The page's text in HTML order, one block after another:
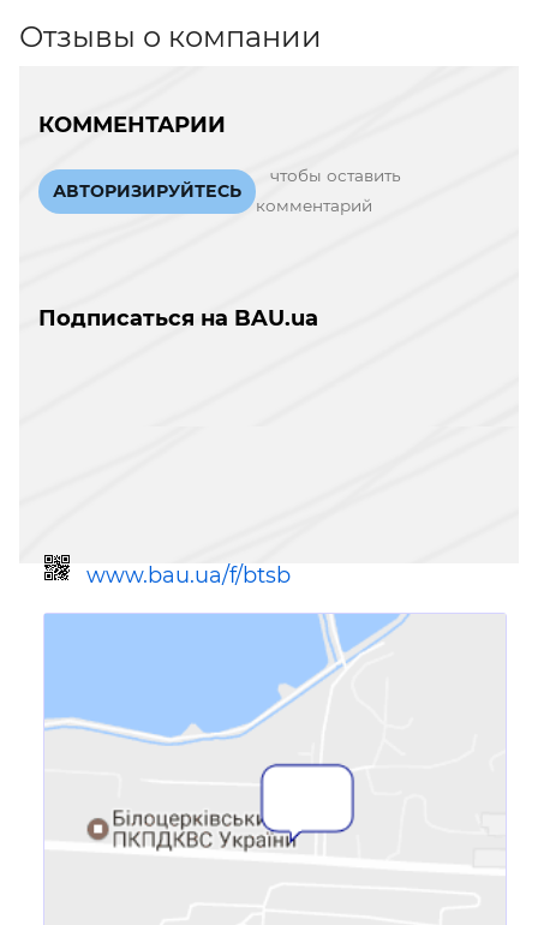
Отзывы о компании
КОММЕНТАРИИ
АВТОРИЗИРУЙТЕСЬ
чтобы оставить
комментарий
Подписаться на BAU.ua
www.bau.ua/f/btsb
Ссылка для мобильных устройств